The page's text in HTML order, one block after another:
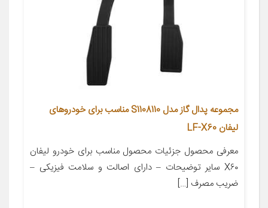
مجموعه پدال گاز مدل S1108110 مناسب برای خودروهای
لیفان LF-X60
معرفی محصول جزئیات محصول مناسب برای خودرو لیفان
X۶۰ سایر توضیحات – دارای اصالت و سلامت فیزیکی –
ضریب مصرف […]